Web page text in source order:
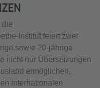
die
Institut feiert zwei
sowie 20-jährige
nicht nur Übersetzungen
ermöglichen,
internationalen